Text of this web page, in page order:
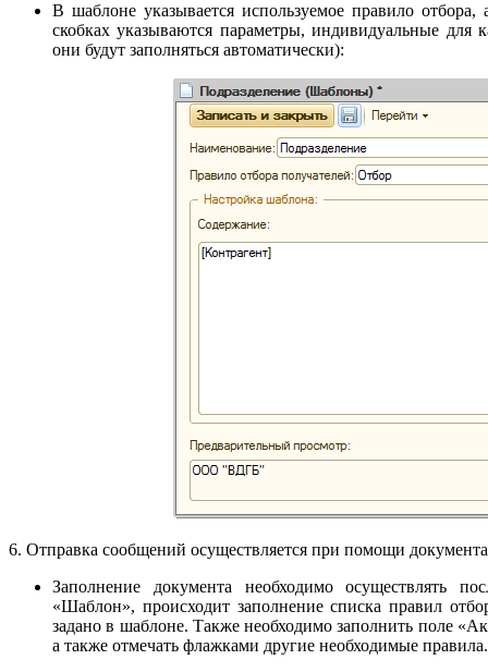
В шаблоне указывается используемое правило
скобках указываются параметры, индивидуальные
они будут заполняться автоматически):
6. Отправка сообщений осуществляется при помощи
Заполнение документа необходимо осуществлять
«Шаблон», происходит заполнение списка правил
задано в шаблоне. Также необходимо заполнить поле
а также отмечать флажками другие необходимые правила.